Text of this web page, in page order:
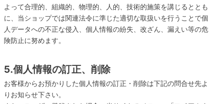
よって合理的、組織的、物理的、人的、技術的施策を講じるととも
に、当ショップでは関連法令に準じた適切な取扱いを行うことで個
人データへの不正な侵入、個人情報の紛失、改ざん、漏えい等の危
険防止に努めます。
5.個人情報の訂正、削除
お客様からお預かりした個人情報の訂正・削除は下記の問合せ先よ
りお知らせ下さい。